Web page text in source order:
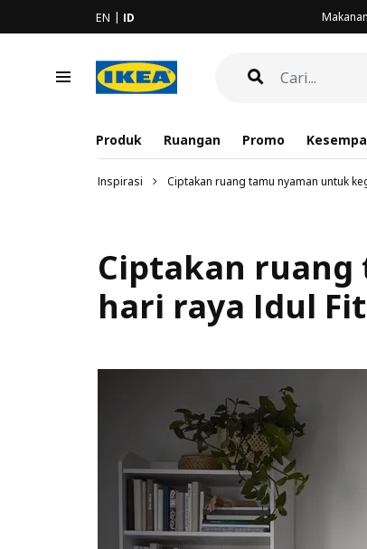
EN ID
Produk Ruangan Promo
Inspirasi Ciptakan ruang tamu nyaman untuk
Ciptakan
hari raya Idul